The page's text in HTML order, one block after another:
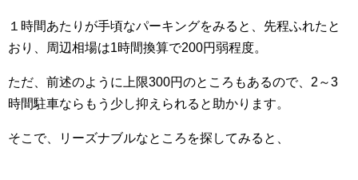
１時間あたりが手頃なパーキングをみると、先程ふれたと
おり、周辺相場は1時間換算で200円弱程度。
ただ、前述のように上限300円のところもあるので、2～3
時間駐車ならもう少し抑えられると助かります。
そこで、リーズナブルなところを探してみると、